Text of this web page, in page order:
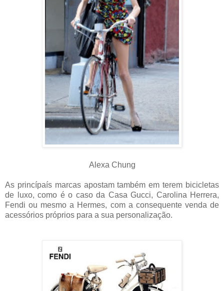
Alexa Chung
As princípaís marcas apostam também em terem bicicletas
de luxo, como é o caso da Casa Gucci, Carolina Herrera,
Fendi ou mesmo a Hermes, com a consequente venda de
acessórios próprios para a sua personalização.